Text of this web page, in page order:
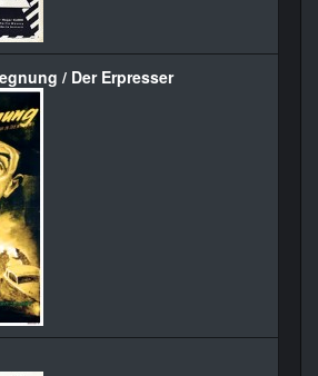
/ Der Erpresser